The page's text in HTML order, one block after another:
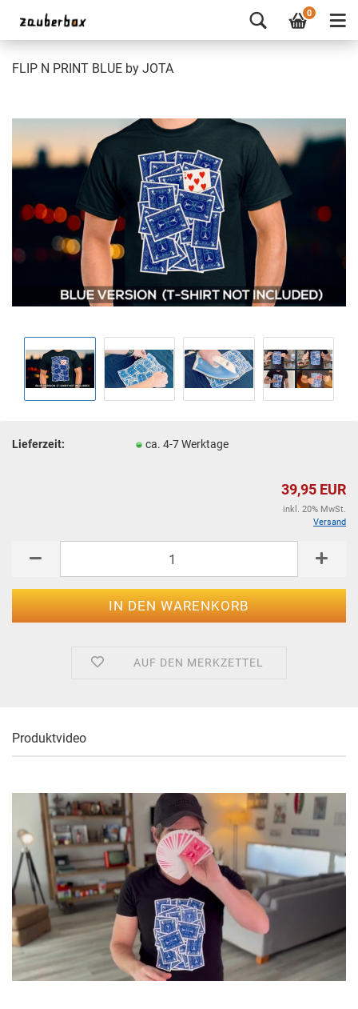
0
FLIP N PRINT BLUE by JOTA
Lieferzeit: ca. 4-7 Werktage
39,95 EUR
inkl. 20% MwSt.
Versand
AUF DEN MERKZETTEL
Produktvideo